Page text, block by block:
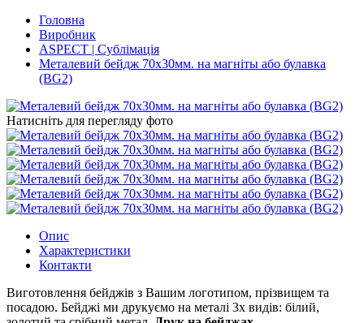
Головна
Виробник
ASPECT | Сублімація
Металевий бейдж 70x30мм. на магніты або булавка
(BG2)
Натисніть для перегляду фото
Опис
Характеристики
Контакти
Виготовлення бейджів з Вашим логотипом, прізвищем та
посадою. Бейджі ми друкуємо на металі 3х видів: білий,